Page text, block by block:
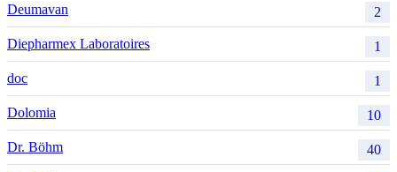
Deumavan 2
Diepharmex Laboratoires 1
doc 1
Dolomia 10
Dr. Böhm 40